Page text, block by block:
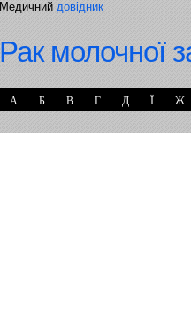
Медичнийдовідник
Рак молочної
А Б В Г Д Ї Ж